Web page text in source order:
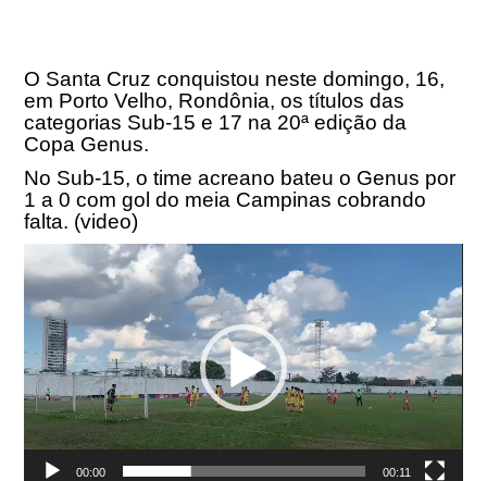
O Santa Cruz conquistou neste domingo, 16,
em Porto Velho, Rondônia, os títulos das
categorias Sub-15 e 17 na 20ª edição da
Copa Genus.
No Sub-15, o time acreano bateu o Genus por
1 a 0 com gol do meia Campinas cobrando
falta. (video)
Tocador
de
vídeo
00:00 00:11